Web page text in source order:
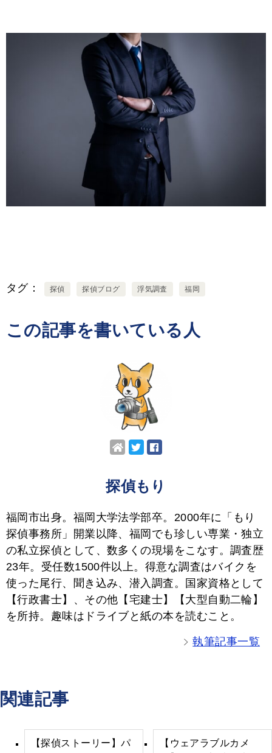
タグ 探偵 探偵ブログ 浮気調査 福岡
この記事を書いている人
探偵もり
福岡市出身。福岡大学法学部卒。2000年に「もり
探偵事務所」開業以降、福岡でも珍しい専業・独立
の私立探偵として、数多くの現場をこなす。調査歴
23年。受任数1500件以上。得意な調査はバイクを
使った尾行、聞き込み、潜入調査。国家資格として
【行政書士】、その他【宅建士】【大型自動二輪】
を所持。趣味はドライブと紙の本を読むこと。
執筆記事一覧
関連記事
【探偵ストーリー】パ
【ウェアラブルカメ